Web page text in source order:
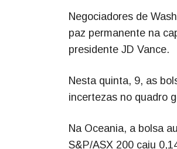
Negociadores de
paz permanente na
presidente JD Vance.
Nesta quinta, 9, as
incertezas no quadro
Na Oceania, a bolsa
S&P/ASX 200 caiu